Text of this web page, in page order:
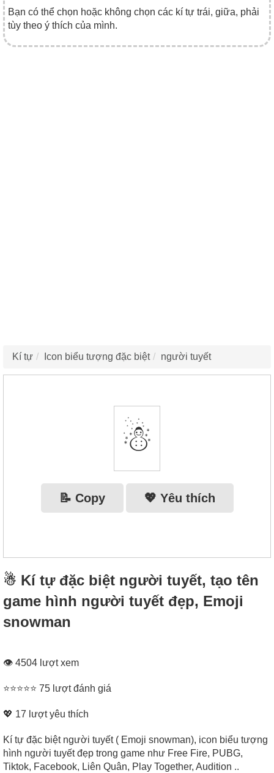
Bạn có thể chọn hoặc không chọn các kí tự trái, giữa, phải
tùy theo ý thích của mình.
Kí tự Icon biểu tượng đặc biệt người tuyết
☃
📝 Copy 💖 Yêu thích
☃ Kí tự đặc biệt người tuyết, tạo tên
game hình người tuyết đẹp, Emoji
snowman
👁 4504 lượt xem
⭐⭐⭐⭐⭐ 75 lượt đánh giá
💖 17 lượt yêu thích
Kí tự đặc biệt người tuyết ( Emoji snowman), icon biểu tượng
hình người tuyết đẹp trong game như Free Fire, PUBG,
Tiktok, Facebook, Liên Quân, Play Together, Audition ..